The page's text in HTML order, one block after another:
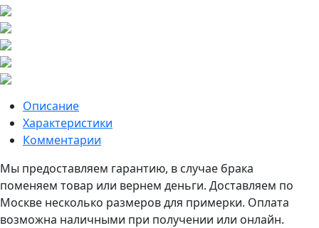
Описание
Характеристики
Комментарии
Мы предоставляем гарантию, в случае брака
поменяем товар или вернем деньги. Доставляем по
Москве несколько размеров для примерки. Оплата
возможна наличными при получении или онлайн.